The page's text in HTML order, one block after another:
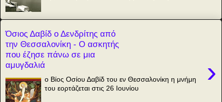
Όσιος Δαβίδ ο Δενδρίτης από
την Θεσσαλονίκη - Ο ασκητής
που έζησε πάνω σε μια
αμυγδαλιά
›
ο Βίος Οσίου Δαβίδ του εν Θεσσαλονίκη η μνήμη
του εορτάζεται στις 26 Ιουνίου